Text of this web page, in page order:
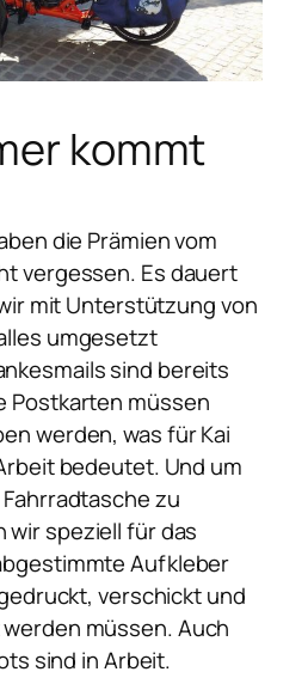
kommt
die Prämien vom
vergessen. Es dauert
mit Unterstützung von
umgesetzt
sind bereits
Postkarten müssen
werden, was für Kai
bedeutet. Und um
zu
wir speziell für das
Aufkleber
verschickt und
müssen. Auch
sind in Arbeit.